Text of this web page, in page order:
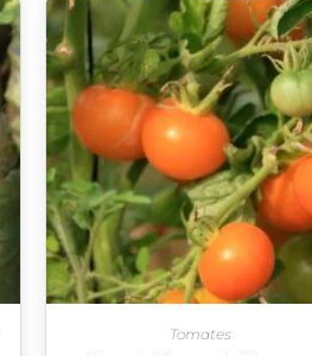
Tomates